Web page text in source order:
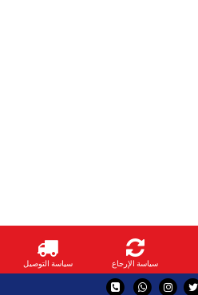
سياسة الإرجاع سياسة التوصيل